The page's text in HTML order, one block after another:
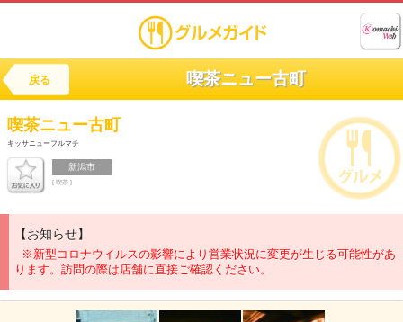
戻る 喫茶ニュー古町
喫茶ニュー古町
キッサニューフルマチ
新潟市
[ 喫茶 ]
【お知らせ】
※新型コロナウイルスの影響により営業状況に変更が生じる可能性があ
ります。訪問の際は店舗に直接ご確認ください。